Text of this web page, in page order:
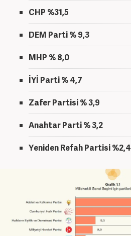
CHP %31,5
DEM Parti % 9,3
MHP % 8,0
İYİ Parti % 4,7
Zafer Partisi % 3,9
Anahtar Parti % 3,2
Yeniden Refah Partisi %2,4